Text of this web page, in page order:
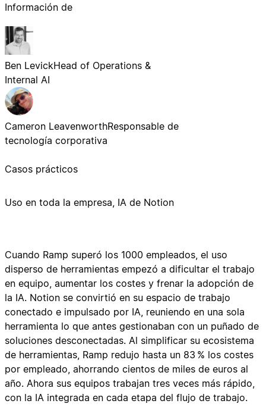
Cuando Ramp superó los 1000 empleados, el uso
disperso de herramientas empezó a dificultar el trabajo
en equipo, aumentar los costes y frenar la adopción de
la IA. Notion se convirtió en su espacio de trabajo
conectado e impulsado por IA, reuniendo en una sola
herramienta lo que antes gestionaban con un puñado de
soluciones desconectadas. Al simplificar su ecosistema
de herramientas, Ramp redujo hasta un 83 % los costes
por empleado, ahorrando cientos de miles de euros al
año. Ahora sus equipos trabajan tres veces más rápido,
con la IA integrada en cada etapa del flujo de trabajo.
Información de
Ben LevickHead of Operations &
Internal AI
Cameron LeavenworthResponsable de
tecnología corporativa
Casos prácticos
Uso en toda la empresa, IA de Notion